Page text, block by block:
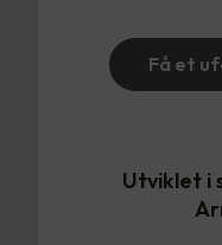
Få et
Utviklet i